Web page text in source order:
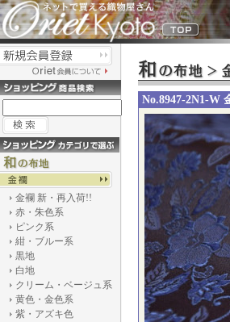
金襴 新・再入荷!!
赤・朱色系
ピンク系
紺・ブルー系
黒地
白地
クリーム・ベージュ系
黄色・金色系
紫・アズキ色
No.8947-2N1-W